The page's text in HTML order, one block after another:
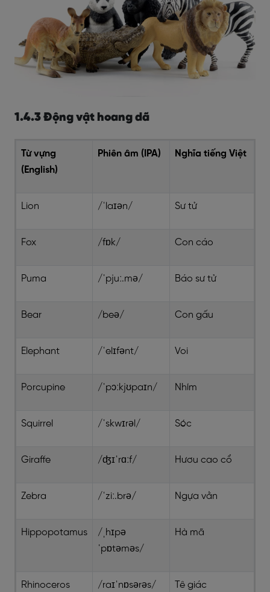
1.4.3 Động vật hoang dã
Từ vựng
(English)
Phiên âm (IPA) Nghĩa tiếng Việt
Lion /ˈlaɪən/ Sư tử
Fox /fɒk/ Con cáo
Puma /ˈpjuː.mə/ Báo sư tử
Bear /beə/ Con gấu
Elephant /ˈelɪfənt/ Voi
Porcupine /ˈpɔːkjʊpaɪn/ Nhím
Squirrel /ˈskwɪrəl/ Sóc
Giraffe /ʤɪˈrɑːf/ Hươu cao cổ
Zebra /ˈziː.brə/ Ngựa vằn
Hippopotamus
/ˌhɪpə
ˈpɒtəməs/
Hà mã
Rhinoceros /raɪˈnɒsərəs/ Tê giác